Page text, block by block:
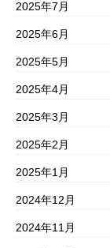
2025年7月
2025年6月
2025年5月
2025年4月
2025年3月
2025年2月
2025年1月
2024年12月
2024年11月